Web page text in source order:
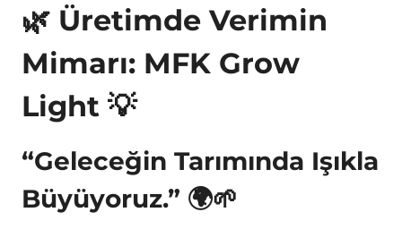
🌿 Üretimde Verimin
Mimarı: MFK Grow
Light 💡
“Geleceğin Tarımında Işıkla
Büyüyoruz.” 🌍🌱